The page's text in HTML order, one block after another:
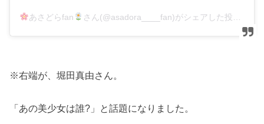
あさどらfan さん(@asadora____fan)がシェアした投稿
※右端が、堀田真由さん。
「あの美少女は誰?」と話題になりました。